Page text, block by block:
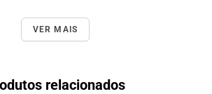
VER MAIS
relacionados